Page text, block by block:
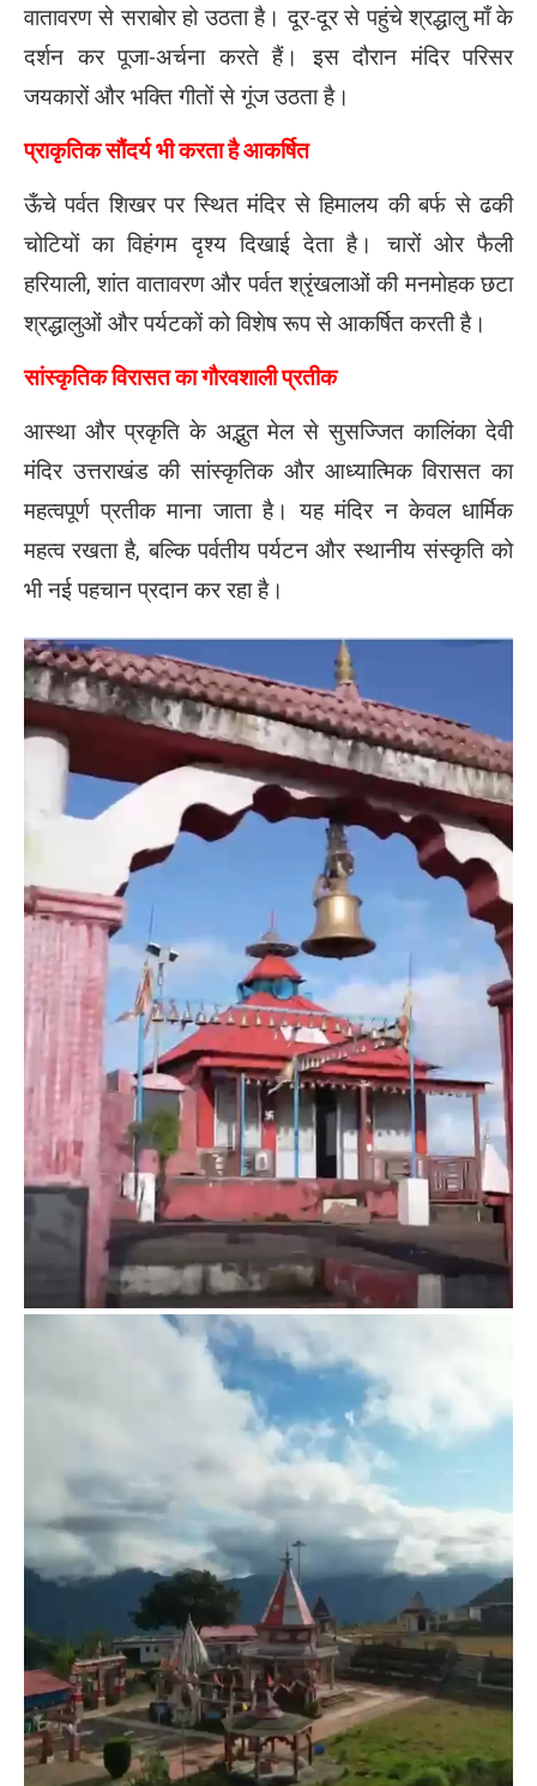
वातावरण से सराबोर हो उठता है। दूर-दूर से पहुंचे श्रद्धालु माँ के
दर्शन कर पूजा-अर्चना करते हैं। इस दौरान मंदिर परिसर
जयकारों और भक्ति गीतों से गूंज उठता है।
प्राकृतिक सौंदर्य भी करता है आकर्षित
ऊँचे पर्वत शिखर पर स्थित मंदिर से हिमालय की बर्फ से ढकी
चोटियों का विहंगम दृश्य दिखाई देता है। चारों ओर फैली
हरियाली, शांत वातावरण और पर्वत श्रृंखलाओं की मनमोहक छटा
श्रद्धालुओं और पर्यटकों को विशेष रूप से आकर्षित करती है।
सांस्कृतिक विरासत का गौरवशाली प्रतीक
आस्था और प्रकृति के अद्भुत मेल से सुसज्जित कालिंका देवी
मंदिर उत्तराखंड की सांस्कृतिक और आध्यात्मिक विरासत का
महत्वपूर्ण प्रतीक माना जाता है। यह मंदिर न केवल धार्मिक
महत्व रखता है, बल्कि पर्वतीय पर्यटन और स्थानीय संस्कृति को
भी नई पहचान प्रदान कर रहा है।